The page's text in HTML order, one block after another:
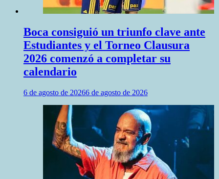
Boca consiguió un triunfo clave ante
Estudiantes y el Torneo Clausura
2026 comenzó a completar su
calendario
6 de agosto de 20266 de agosto de 2026